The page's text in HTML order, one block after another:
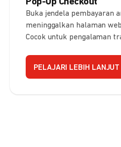
Pop-Up Checkout
Buka jendela pembayaran
meninggalkan halaman
Cocok untuk pengalaman
PELAJARI LEBIH LANJUT